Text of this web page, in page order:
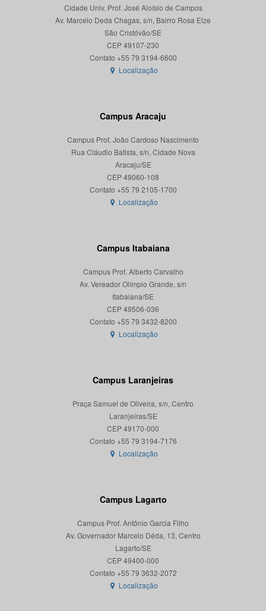
Cidade Univ. Prof. José Aloísio de Campos
Av. Marcelo Deda Chagas, s/n, Bairro Rosa Elze
São Cristóvão/SE
CEP 49107-230
Localização
Campus Aracaju
Campus Prof. João Cardoso Nascimento
Rua Cláudio Batista, s/n, Cidade Nova
Aracaju/SE
CEP 49060-108
Localização
Campus Itabaiana
Campus Prof. Alberto Carvalho
Av. Vereador Olímpio Grande, s/n
Itabaiana/SE
CEP 49506-036
Localização
Campus Laranjeiras
Praça Samuel de Oliveira, s/n, Centro
Laranjeiras/SE
CEP 49170-000
Localização
Campus Lagarto
Campus Prof. Antônio Garcia Filho
Av. Governador Marcelo Déda, 13, Centro
Lagarto/SE
CEP 49400-000
Localização